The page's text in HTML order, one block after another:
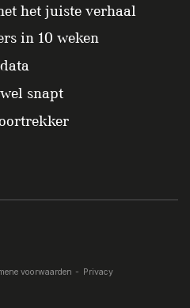
het juiste verhaal
in 10 weken
snapt
voorwaarden Privacy